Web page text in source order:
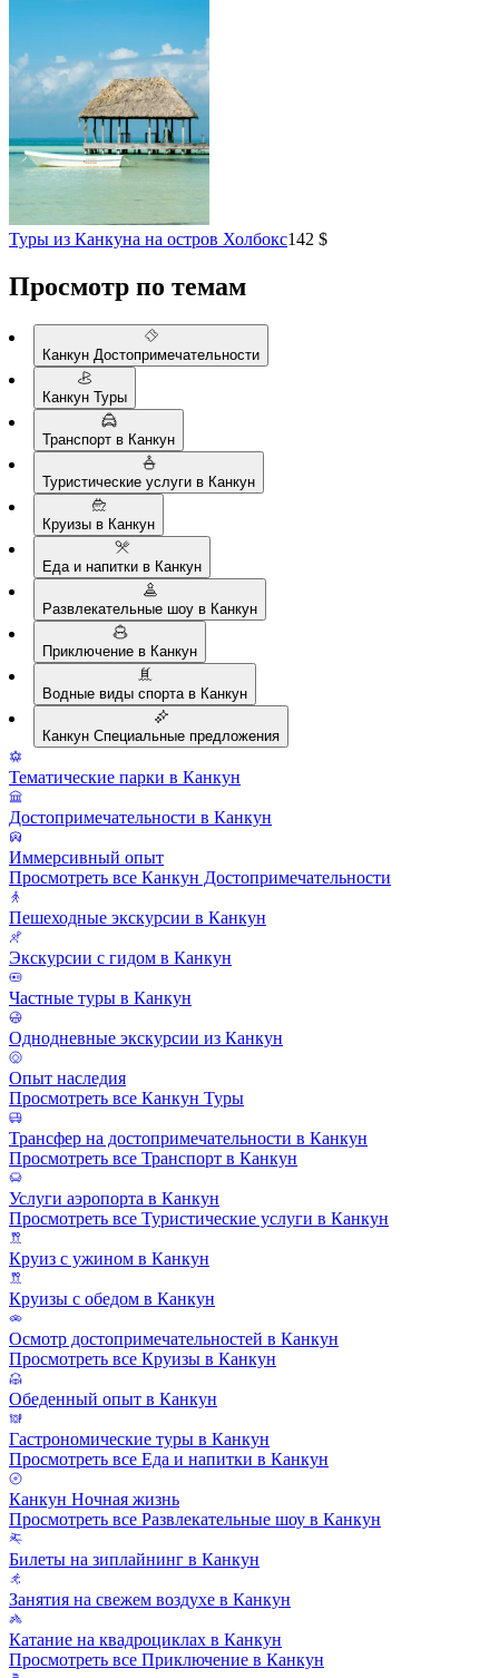
Туры из Канкуна на остров Холбокс142 $
Просмотр по темам
Канкун Достопримечательности
Канкун Туры
Транспорт в Канкун
Туристические услуги в Канкун
Круизы в Канкун
Еда и напитки в Канкун
Развлекательные шоу в Канкун
Приключение в Канкун
Водные виды спорта в Канкун
Канкун Специальные предложения
Тематические парки в Канкун
Достопримечательности в Канкун
Иммерсивный опыт
Просмотреть все Канкун Достопримечательности
Пешеходные экскурсии в Канкун
Экскурсии с гидом в Канкун
Частные туры в Канкун
Однодневные экскурсии из Канкун
Опыт наследия
Просмотреть все Канкун Туры
Трансфер на достопримечательности в Канкун
Просмотреть все Транспорт в Канкун
Услуги аэропорта в Канкун
Просмотреть все Туристические услуги в Канкун
Круиз с ужином в Канкун
Круизы с обедом в Канкун
Осмотр достопримечательностей в Канкун
Просмотреть все Круизы в Канкун
Обеденный опыт в Канкун
Гастрономические туры в Канкун
Просмотреть все Еда и напитки в Канкун
Канкун Ночная жизнь
Просмотреть все Развлекательные шоу в Канкун
Билеты на зиплайнинг в Канкун
Занятия на свежем воздухе в Канкун
Катание на квадроциклах в Канкун
Просмотреть все Приключение в Канкун